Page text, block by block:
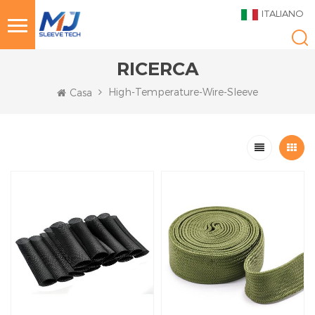
ITALIANO
RICERCA
Casa High-Temperature-Wire-Sleeve